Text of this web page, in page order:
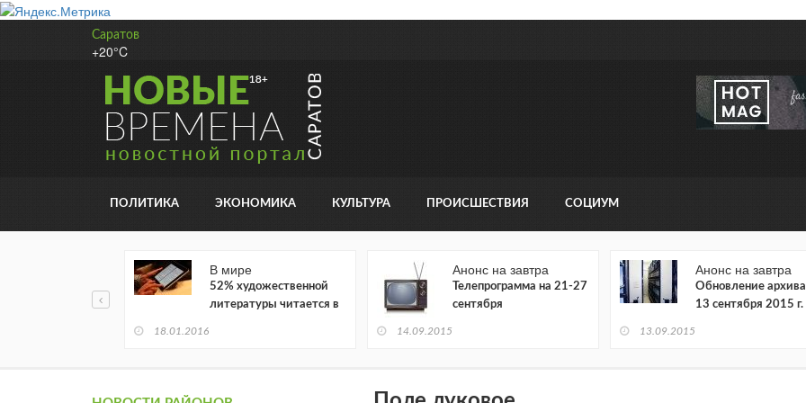
Саратов
+20°C
ПОЛИТИКА ЭКОНОМИКА КУЛЬТУРА ПРОИСШЕСТВИЯ СОЦИУМ
В мире
52% художественной
литературы читается в
18.01.2016
Анонс на завтра
Телепрограмма на 21-27
сентября
14.09.2015
Анонс на завтра
Обновление архива
13 сентября 2015 г.
13.09.2015